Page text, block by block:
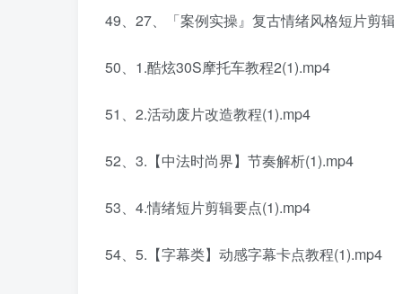
49、27、「案例实操』复古情绪风格短片剪
50、1.酷炫30S摩托车教程2(1).mp4
51、2.活动废片改造教程(1).mp4
52、3.【中法时尚界】节奏解析(1).mp4
53、4.情绪短片剪辑要点(1).mp4
54、5.【字幕类】动感字幕卡点教程(1).mp4